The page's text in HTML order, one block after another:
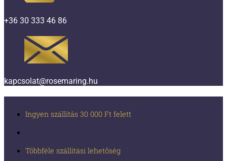
+36 30 333 46 86
kapcsolat@rosemaring.hu
Ingyen szállítás 30 000 Ft felett
Többféle szállítási lehetőség